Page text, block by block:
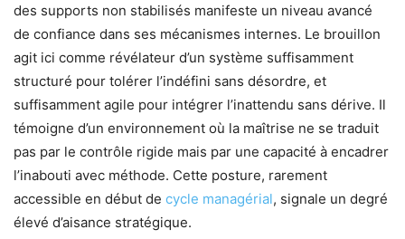
des supports non stabilisés manifeste un niveau avancé
de confiance dans ses mécanismes internes. Le brouillon
agit ici comme révélateur d’un système suffisamment
structuré pour tolérer l’indéfini sans désordre, et
suffisamment agile pour intégrer l’inattendu sans dérive. Il
témoigne d’un environnement où la maîtrise ne se traduit
pas par le contrôle rigide mais par une capacité à encadrer
l’inabouti avec méthode. Cette posture, rarement
accessible en début de cycle managérial, signale un degré
élevé d’aisance stratégique.